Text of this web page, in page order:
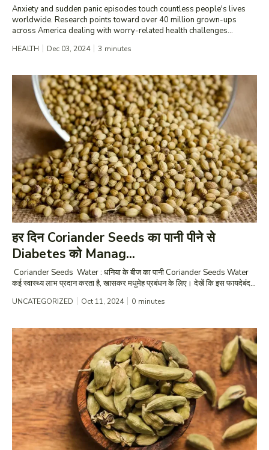
Anxiety and sudden panic episodes touch countless people's lives
worldwide. Research points toward over 40 million grown-ups
across America dealing with worry-related health challenges...
HEALTH Dec 03, 2024 3 minutes
हर दिन Coriander Seeds का पानी पीने से
Diabetes को Manag...
Coriander Seeds Water : धनिया के बीज का पानी Coriander Seeds Water
कई स्वास्थ्य लाभ प्रदान करता है, खासकर मधुमेह प्रबंधन के लिए। देखें कि इस फायदेबंद...
UNCATEGORIZED Oct 11, 2024 0 minutes